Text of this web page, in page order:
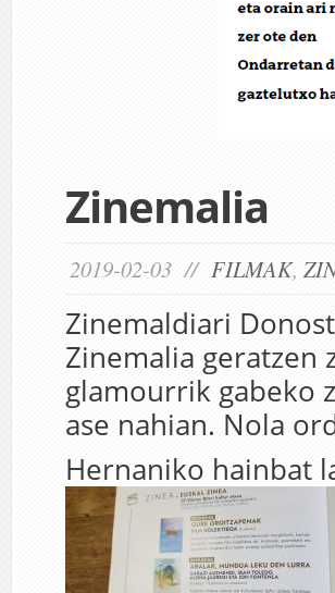
Zinemalia
2019-02-03 // FILMAK,
Zinemaldiari
Zinemalia geratzen
glamourrik gabeko
ase nahian. Nola
Hernaniko hainbat